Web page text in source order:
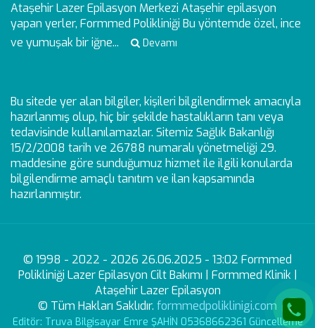
Ataşehir Lazer Epilasyon Merkezi Ataşehir epilasyon
yapan yerler, Formmed Polikliniği Bu yöntemde özel, ince
ve yumuşak bir iğne...
Devamı
Bu sitede yer alan bilgiler, kişileri bilgilendirmek amacıyla
hazırlanmış olup, hiç bir şekilde hastalıkların tanı veya
tedavisinde kullanılamazlar. Sitemiz Sağlık Bakanlığı
15/2/2008 tarih ve 26788 numaralı yönetmeliği 29.
maddesine göre sunduğumuz hizmet ile ilgili konularda
bilgilendirme amaçlı tanıtım ve ilan kapsamında
hazırlanmıştır.
© 1998 - 2022 - 2026 26.06.2025 - 13:02 Formmed
Polikliniği Lazer Epilasyon Cilt Bakımı | Formmed Klinik |
Ataşehir Lazer Epilasyon
© Tüm Hakları Saklıdır. formmedpoliklinigi.com
Editör: Truva Bilgisayar Emre ŞAHİN 05368662361 Güncelleme